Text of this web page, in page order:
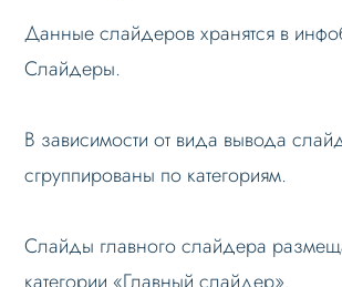
Слайдер
Настройка слайдеров
Слайдер лендинга
Данные слайдеров хранятся в
Слайдеры.
В зависимости от вида вывода
сгруппированы по категориям.
Слайды главного слайдера
категории «Главный слайдер».